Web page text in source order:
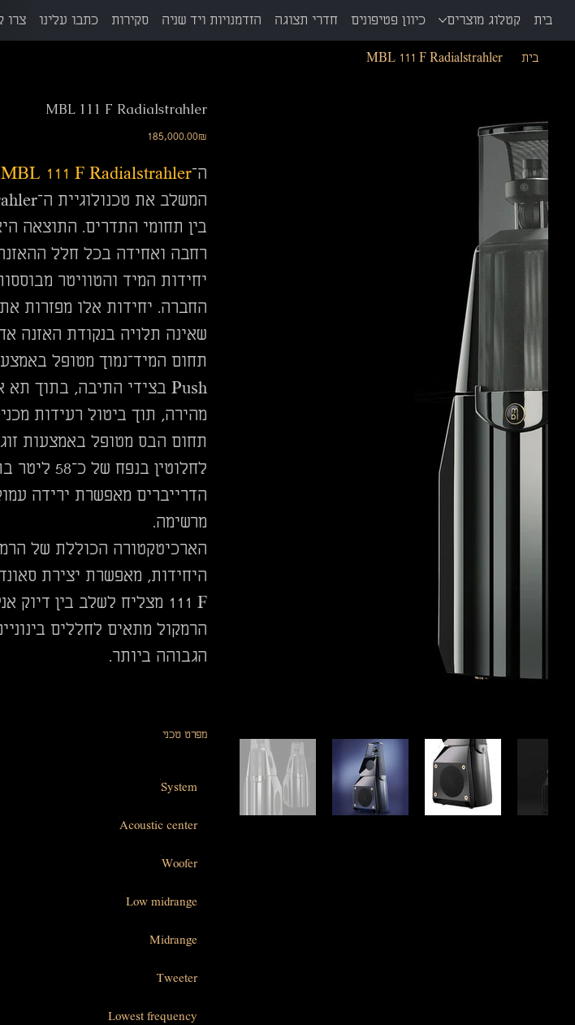
בית קטלוג מוצרים כיוון פטיפונים חדרי תצוגה הזדמנויות ויד שניה סקירות כתבו עלינו צרו
בית MBL 111 F Radialstrahler
MBL 111 F Radialstrahler
מחיר ‏185,000.00 ‏₪
ה־MBL 111 F Radialstrahler
רחבה ואחידה בכל חלל
יחידות המיד והטוויטר
החברה. יחידות אלו מפזרות
שאינה תלויה בנקודת האזנה
מהירה, תוך ביטול רעידות
הדרייברים מאפשרת ירידה
מרשימה.
הארכיטקטורה הכוללת של
111 F מצליח לשלב בין דיוק אנליטי לבין חוויית האזנה רגשית וסוחפת, בדומה להאזנה חיה.
הגבוהה ביותר.
מפרט טכני
System
Acoustic center
Woofer
Low midrange
Midrange
Tweeter
Lowest frequency